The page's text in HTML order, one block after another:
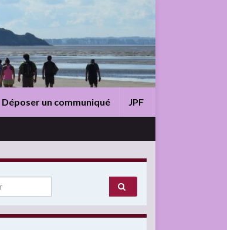
Déposer un communiqué JPF